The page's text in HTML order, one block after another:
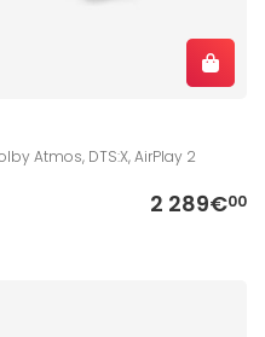
Atmos, DTS:X, AirPlay 2
2 289€00